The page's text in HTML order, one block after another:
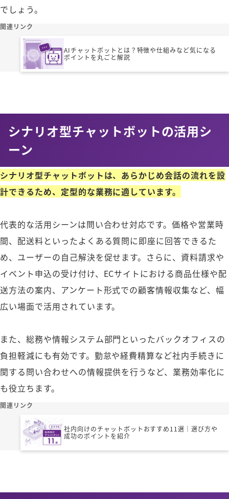
でしょう。
関連リンク
AIチャットボットとは？特徴や仕組みなど気になる
ポイントを丸ごと解説
シナリオ型チャットボットの活用シ
ーン
シナリオ型チャットボットは、あらかじめ会話の流れを設
計できるため、定型的な業務に適しています。
代表的な活用シーンは問い合わせ対応です。価格や営業時
間、配送料といったよくある質問に即座に回答できるた
め、ユーザーの自己解決を促せます。さらに、資料請求や
イベント申込の受け付け、ECサイトにおける商品仕様や配
送方法の案内、アンケート形式での顧客情報収集など、幅
広い場面で活用されています。
また、総務や情報システム部門といったバックオフィスの
負担軽減にも有効です。勤怠や経費精算など社内手続きに
関する問い合わせへの情報提供を行うなど、業務効率化に
も役立ちます。
関連リンク
社内向けのチャットボットおすすめ11選｜選び方や
成功のポイントを紹介